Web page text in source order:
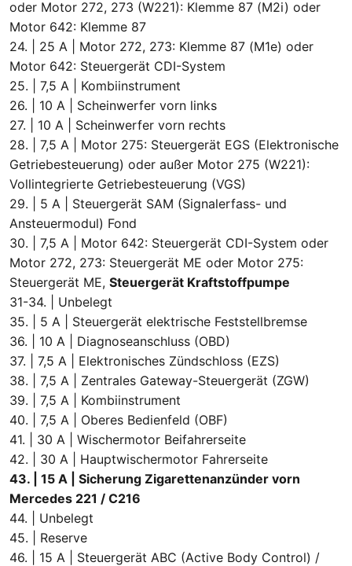
oder Motor 272, 273 (W221): Klemme 87 (M2i) oder
Motor 642: Klemme 87
24. | 25 A | Motor 272, 273: Klemme 87 (M1e) oder
Motor 642: Steuergerät CDI-System
25. | 7,5 A | Kombiinstrument
26. | 10 A | Scheinwerfer vorn links
27. | 10 A | Scheinwerfer vorn rechts
28. | 7,5 A | Motor 275: Steuergerät EGS (Elektronische
Getriebesteuerung) oder außer Motor 275 (W221):
Vollintegrierte Getriebesteuerung (VGS)
29. | 5 A | Steuergerät SAM (Signalerfass- und
Ansteuermodul) Fond
30. | 7,5 A | Motor 642: Steuergerät CDI-System oder
Motor 272, 273: Steuergerät ME oder Motor 275:
Steuergerät ME, Steuergerät Kraftstoffpumpe
31-34. | Unbelegt
35. | 5 A | Steuergerät elektrische Feststellbremse
36. | 10 A | Diagnoseanschluss (OBD)
37. | 7,5 A | Elektronisches Zündschloss (EZS)
38. | 7,5 A | Zentrales Gateway-Steuergerät (ZGW)
39. | 7,5 A | Kombiinstrument
40. | 7,5 A | Oberes Bedienfeld (OBF)
41. | 30 A | Wischermotor Beifahrerseite
42. | 30 A | Hauptwischermotor Fahrerseite
43. | 15 A | Sicherung Zigarettenanzünder vorn
Mercedes 221 / C216
44. | Unbelegt
45. | Reserve
46. | 15 A | Steuergerät ABC (Active Body Control) /